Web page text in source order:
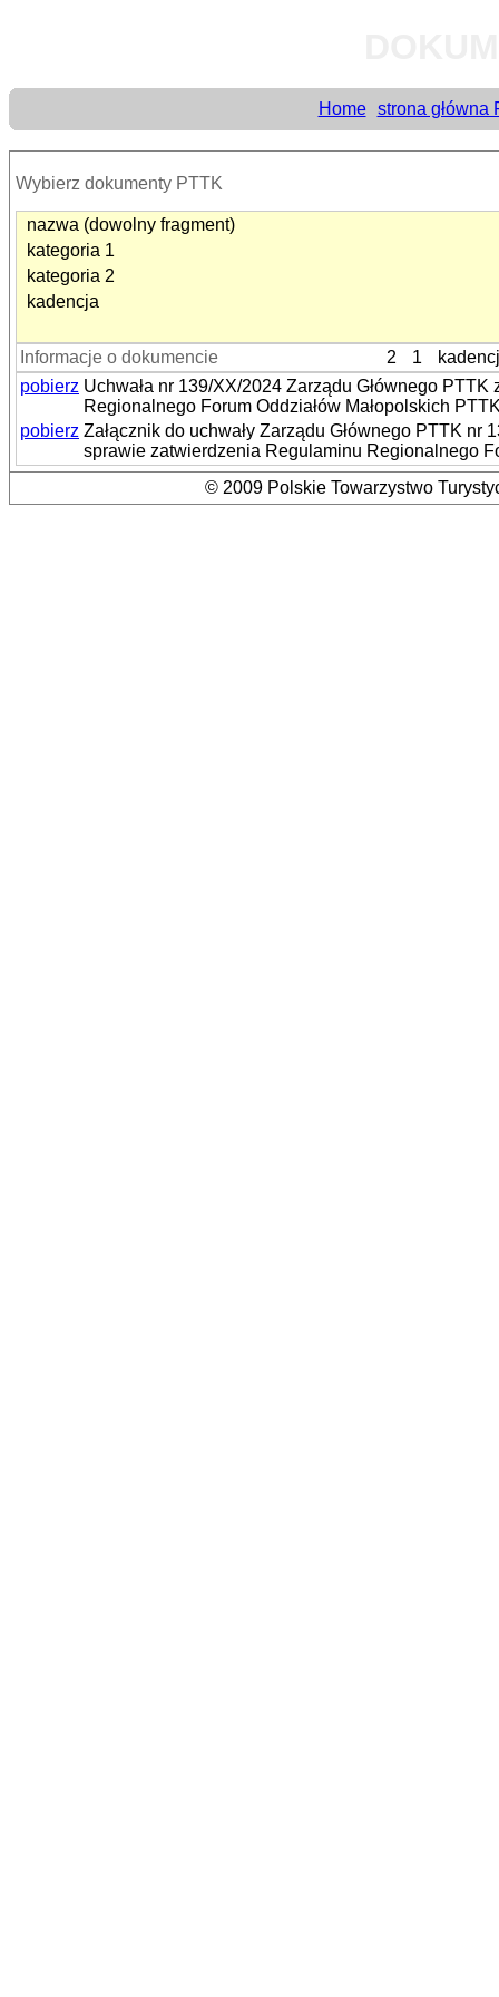
Home strona główna
Wybierz dokumenty PTTK
nazwa (dowolny fragment)
kategoria 1
kategoria 2
kadencja
Informacje o dokumencie 2 1
pobierz Uchwała nr 139/XX/2024 Zarządu Głównego
Regionalnego Forum Oddziałów Małopolskich
pobierz Załącznik do uchwały Zarządu Głównego PTTK
sprawie zatwierdzenia Regulaminu Regionalnego
© 2009 Polskie Towarzystwo